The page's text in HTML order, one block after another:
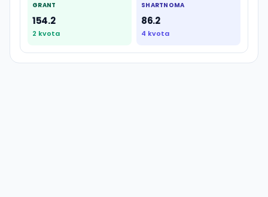
GRANT
154.2
2 kvota
SHARTNOMA
86.2
4 kvota